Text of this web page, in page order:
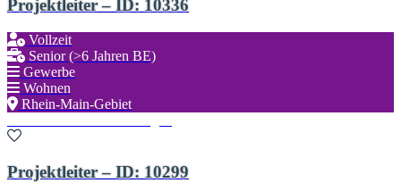
Projektleiter – ID: 10336
Vollzeit
Senior (>6 Jahren BE)
Gewerbe
Wohnen
Rhein-Main-Gebiet
Projektleiter – ID: 10299